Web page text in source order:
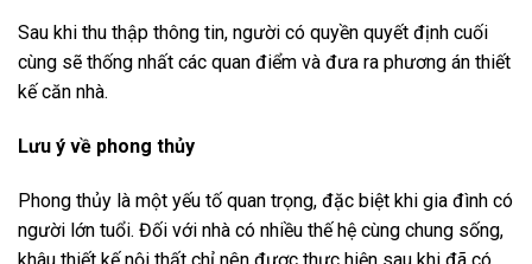
Sau khi thu thập thông tin, người có quyền quyết định cuối
cùng sẽ thống nhất các quan điểm và đưa ra phương án thiết
kế căn nhà.
Lưu ý về phong thủy
Phong thủy là một yếu tố quan trọng, đặc biệt khi gia đình có
người lớn tuổi. Đối với nhà có nhiều thế hệ cùng chung sống,